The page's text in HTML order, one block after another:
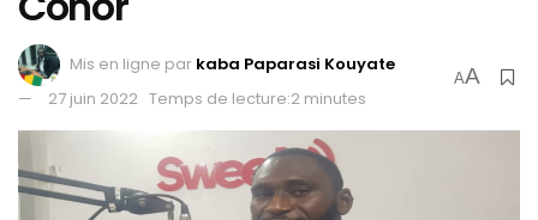
Mis en ligne par kaba Paparasi Kouyate
27 juin 2022 Temps de lecture:2 minutes
AA